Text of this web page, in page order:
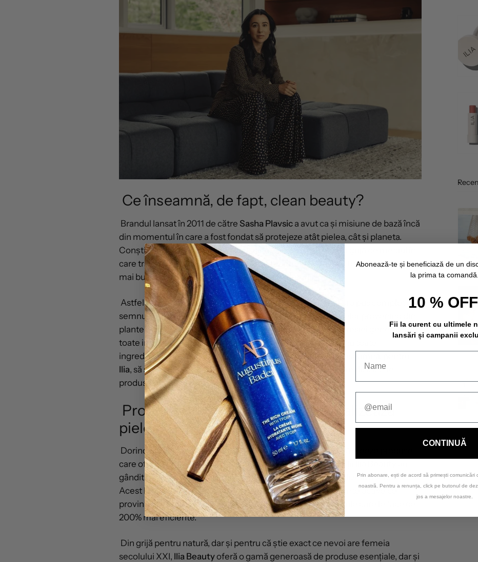
Ce înseamnă, de fapt, clean beauty?
Brandul lansat în 2011 de cătreSasha Plavsica avut ca și misiune de bază încă
din momentul în care a fost fondat să protejeze atât pielea, cât și planeta.
Conștientă fiind că este responsabilitatea noastră să avem grijă de mediul în
care trăim, Sasha a căutat să creeze un brand care să ofere tot ceea ce este
mai bun pentru ten fără a lăsa urme asupra naturii.
Astfel,Ilia Beautya adus un vibe cu totul nou în domeniu și a pus complet sub
semnul întrebării problema utilizării exclusive a ingredientelor provenind din
plante în detrimentul ingredientelor sintetice. Contrar impresiei generale, nu
toate ingredientele naturale sunt benefice pentru piele și nu toate
ingredientele sintetice sunt dăunătoare. Iar clean beauty înseamnă, pentru
Ilia, să știi unde se întâlnesc cele două lumi pentru a putea realiza acele
produse care dau cele mai bune rezultate.
Produse de make-up care îți revitalizează
pielea
Dorind să îmbine ce este mai bun din ambele lumi, dar și să creeze produse
care oferă tenului o strălucire naturală și nu o mască, experții
gândit formule sigure și puternice care protejează și revitalizează tenul.
Acest lucru se întâmplă datorită nivelului mare de ingrediente active ce
provin din surse sustenabile și a complexului SPF din formule care le face de
200% mai eficiente.
Din grijă pentru natură, dar și pentru că știe exact ce nevoi are femeia
secolului XXI, Ilia Beautyoferă o gamă generoasă de produse esențiale, dar și
Abonează-te și beneficiază de un
la prima ta comandă.
10 % OFF
Fii la curent cu ultimele
lansări și campanii
CONTINUĂ
Prin abonare, ești de acord să primești comunicări
noastră. Pentru a renunța, click pe butonul de
jos a mesajelor noastre.